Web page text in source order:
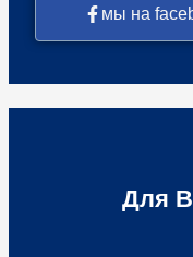
мы на
Для